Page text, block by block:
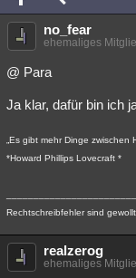
meine Rubriken
Menschen
Spiritualität
Natur Umfragen
Philosophie
Astronomie
Übersichten
no_fear
ehemaliges
@ Para
Ja klar, dafür bin ich
„Es gibt mehr Dinge
*Howard Phillips Lovecraft *
Rechtschreibfehler sind
realzerog
ehemaliges